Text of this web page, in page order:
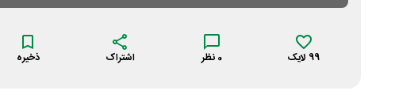
99 لایک 0 نظر اشتراک ذخیره